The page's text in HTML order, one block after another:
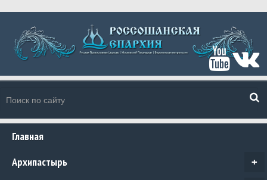
Главная
+
Архипастырь